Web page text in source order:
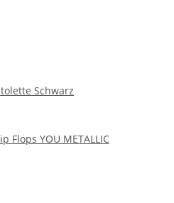
Schwarz